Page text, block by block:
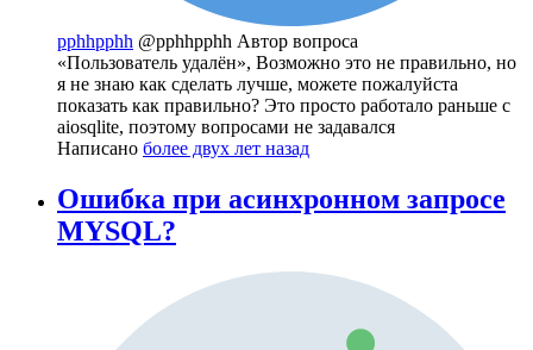
pphhpphh @pphhpphh Автор вопроса
«Пользователь удалён», Возможно это не правильно, но
я не знаю как сделать лучше, можете пожалуйста
показать как правильно? Это просто работало раньше с
aiosqlite, поэтому вопросами не задавался
Написано более двух лет назад
Ошибка при асинхронном запросе
MYSQL?